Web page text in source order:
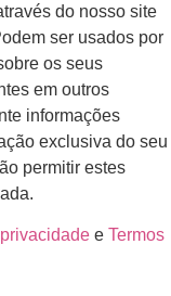
do nosso site
ser usados por
os seus
em outros
informações
exclusiva do seu
permitir estes
e Termos